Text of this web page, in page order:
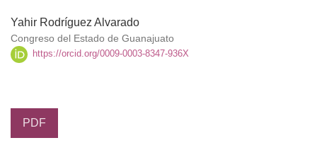
Yahir Rodríguez Alvarado
Congreso del Estado de Guanajuato
https://orcid.org/0009-0003-8347-936X
PDF